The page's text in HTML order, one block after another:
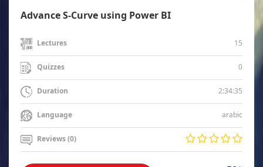
Advance S-Curve using Power BI
Lectures 15
Quizzes 0
Duration 2:34:35
Language arabic
Reviews (0)